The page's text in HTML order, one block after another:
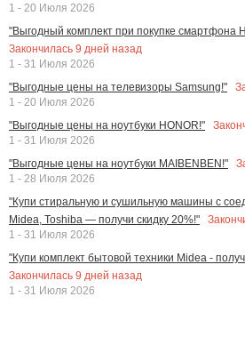
1 - 20 Июля 2026
"Выгодный комплект при покупке смартфона
Закончилась 9 дней назад
1 - 31 Июля 2026
"Выгодные цены на телевизоры Samsung!"
1 - 20 Июля 2026
"Выгодные цены на ноутбуки HONOR!"
1 - 31 Июля 2026
"Выгодные цены на ноутбуки MAIBENBEN!"
1 - 28 Июля 2026
"Купи стиральную и сушильную машины с
Midea, Toshiba — получи скидку 20%!"
1 - 31 Июля 2026
"Купи комплект бытовой техники Midea -
Закончилась 9 дней назад
1 - 31 Июля 2026